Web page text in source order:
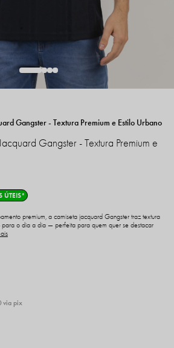
Gangster - Textura Premium e Estilo Urbano
Gangster - Textura Premium e
ÚTEIS*
premium, a camiseta jacquard Gangster traz textura
para o dia a dia — perfeita para quem quer se destacar
via pix